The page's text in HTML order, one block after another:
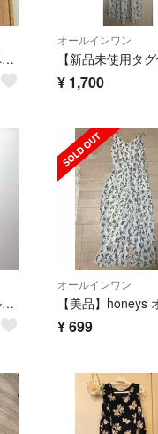
ワイドパンツ サロペット キャミワンピース オールインワン レースアップ ドット
オールインワン
¥ 1,700
デニム風ワイドオールインワン オーバーオール ハニーズ レディース
オールインワン
¥699